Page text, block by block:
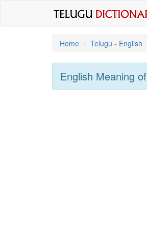
Home Telugu - English
English Meaning of